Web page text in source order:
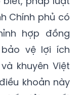
hợp đồng
vệ lợi ích
khuyên Việt
khoản này
giải quyết
Hàn Quốc,